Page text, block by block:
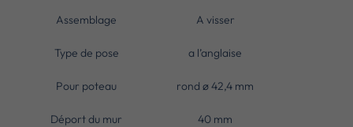
Assemblage A visser
Type de pose a l’anglaise
Pour poteau rond ø 42,4 mm
Déport du mur 40 mm